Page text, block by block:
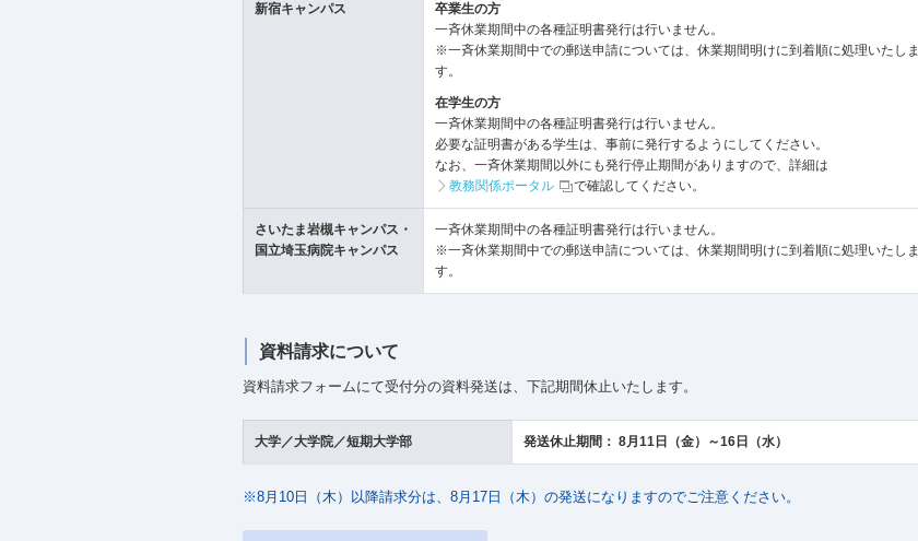
新宿キャンパス
卒業生の方
一斉休業期間中の各種証明書発行は行いません。
※一斉休業期間中での郵送申請については、休業期間明けに到着順に処理いたしま
す。
在学生の方
一斉休業期間中の各種証明書発行は行いません。
必要な証明書がある学生は、事前に発行するようにしてください。
なお、一斉休業期間以外にも発行停止期間がありますので、詳細は
教務関係ポータル
で確認してください。
さいたま岩槻キャンパス・
国立埼玉病院キャンパス
一斉休業期間中の各種証明書発行は行いません。
※一斉休業期間中での郵送申請については、休業期間明けに到着順に処理いたしま
す。
資料請求について
資料請求フォームにて受付分の資料発送は、下記期間休止いたします。
大学／大学院／短期大学部 発送休止期間： 8月11日（金）～16日（水）
※8月10日（木）以降請求分は、8月17日（木）の発送になりますのでご注意ください。